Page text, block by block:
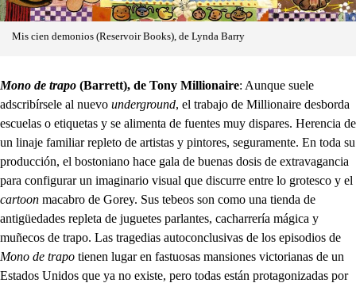
Mis cien demonios (Reservoir Books), de Lynda Barry
Mono de trapo (Barrett), de Tony Millionaire: Aunque suele
adscribírsele al nuevo underground, el trabajo de Millionaire desborda
escuelas o etiquetas y se alimenta de fuentes muy dispares. Herencia de
un linaje familiar repleto de artistas y pintores, seguramente. En toda su
producción, el bostoniano hace gala de buenas dosis de extravagancia
para configurar un imaginario visual que discurre entre lo grotesco y el
cartoon macabro de Gorey. Sus tebeos son como una tienda de
antigüedades repleta de juguetes parlantes, cacharrería mágica y
muñecos de trapo. Las tragedias autoconclusivas de los episodios de
Mono de trapo tienen lugar en fastuosas mansiones victorianas de un
Estados Unidos que ya no existe, pero todas están protagonizadas por